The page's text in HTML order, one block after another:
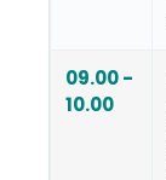
09.00 -
10.00